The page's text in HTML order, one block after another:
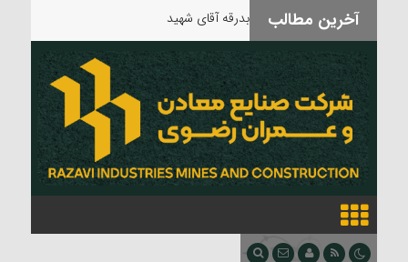
آخرین مطالب بدرقه آقای شهید